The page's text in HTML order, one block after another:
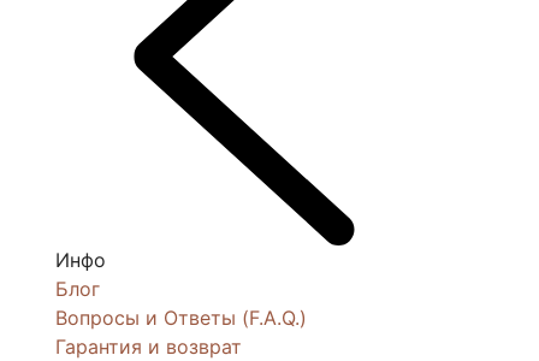
Инфо
Блог
Вопросы и Ответы (F.A.Q.)
Гарантия и возврат